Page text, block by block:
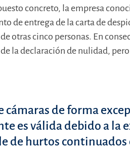
concreto, la empresa
de entrega de la carta de
otras cinco personas. En
la declaración de nulidad,
cámaras de forma
es válida debido a la
de hurtos continuados